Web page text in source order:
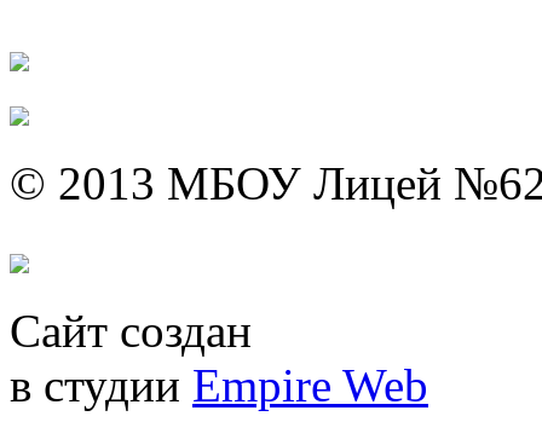
© 2013 МБОУ Лицей
Сайт создан
в студии Empire Web